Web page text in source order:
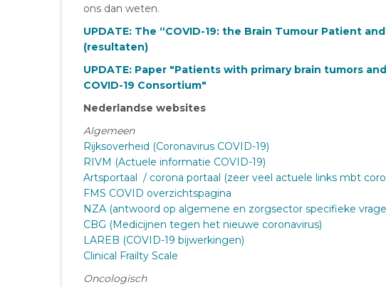
ons dan weten.
UPDATE: The “COVID-19: the Brain Tumour Patient
(resultaten)
UPDATE: Paper "Patients with primary brain tumors
COVID-19 Consortium"
Nederlandse websites
Algemeen
Rijksoverheid (Coronavirus COVID-19)
RIVM (Actuele informatie COVID-19)
Artsportaal / corona portaal (zeer veel actuele links mbt
FMS COVID overzichtspagina
NZA (antwoord op algemene en zorgsector specifieke
CBG (Medicijnen tegen het nieuwe coronavirus)
LAREB (COVID-19 bijwerkingen)
Clinical Frailty Scale
Oncologisch